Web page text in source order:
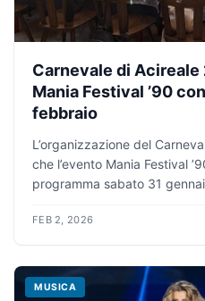
Carnevale di
Mania Festival ’90
febbraio
L’organizzazione del
che l’evento Mania Festival
programma sabato 31
FEB 2, 2026
MUSICA